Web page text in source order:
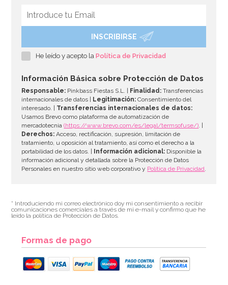
INSCRIBIRSE
He leído y acepto laPolítica de Privacidad
Información Básica sobre Protección de Datos
Responsable: Pinkbass Fiestas S.L. | Finalidad: Transferencias
internacionales de datos | Legitimación: Consentimiento del
interesado. | Transferencias internacionales de datos:
Usamos Brevo como plataforma de automatización de
mercadotecnia(https://www.brevo.com/es/legal/termsofuse/) . |
Derechos: Acceso, rectificación, supresión, limitación de
tratamiento, u oposición al tratamiento, así como el derecho a la
portabilidad de los datos. | Información adicional: Disponible la
información adicional y detallada sobre la Protección de Datos
Personales en nuestro sitio web corporativo y Política de Privacidad
* Introduciendo mi correo electrónico doy mi consentimiento a recibir
comunicaciones comerciales a través de mi e-mail y confirmo que he
leído la política de Protección de Datos.
Formas de pago